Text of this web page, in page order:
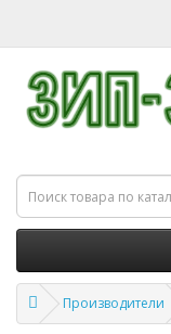
Производители